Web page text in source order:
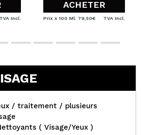
TVA Incl.
ACHETER
Prix x 100 Ml: 79,50€ TVA Incl.
/ traitement / plusieurs
( Visage/Yeux )